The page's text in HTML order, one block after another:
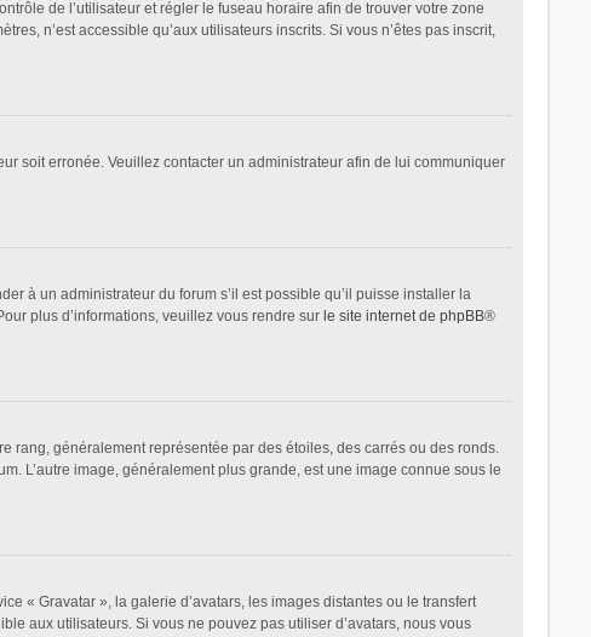
de l’utilisateur et régler le fuseau horaire afin de trouver votre zone
n’est accessible qu’aux utilisateurs inscrits. Si vous n’êtes pas inscrit,
soit erronée. Veuillez contacter un administrateur afin de lui communiquer
à un administrateur du forum s’il est possible qu’il puisse installer la
plus d’informations, veuillez vous rendre sur le site internet de phpBB®
rang, généralement représentée par des étoiles, des carrés ou des ronds.
L’autre image, généralement plus grande, est une image connue sous le
« Gravatar », la galerie d’avatars, les images distantes ou le transfert
aux utilisateurs. Si vous ne pouvez pas utiliser d’avatars, nous vous